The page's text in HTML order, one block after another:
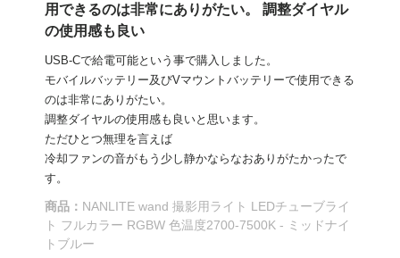
用できるのは非常にありがたい。 調整ダイヤル
の使用感も良い
USB-Cで給電可能という事で購入しました。
モバイルバッテリー及びVマウントバッテリーで使用できる
のは非常にありがたい。
調整ダイヤルの使用感も良いと思います。
ただひとつ無理を言えば
冷却ファンの音がもう少し静かならなおありがたかったで
す。
商品： NANLITE wand 撮影用ライト LEDチューブライ
ト フルカラー RGBW 色温度2700-7500K - ミッドナイ
トブルー